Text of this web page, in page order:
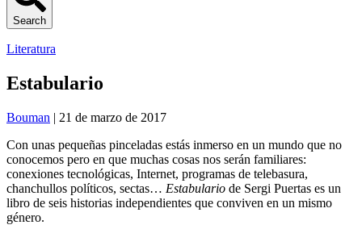
Search
Literatura
Estabulario
Bouman | 21 de marzo de 2017
Con unas pequeñas pinceladas estás inmerso en un mundo que no
conocemos pero en que muchas cosas nos serán familiares:
conexiones tecnológicas, Internet, programas de telebasura,
chanchullos políticos, sectas… Estabulario de Sergi Puertas es un
libro de seis historias independientes que conviven en un mismo
género.